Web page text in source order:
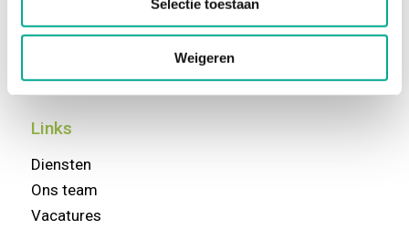
Selectie toestaan
Weigeren
Support
+31 (0)495 45 64 26
Links
Diensten
Ons team
Vacatures